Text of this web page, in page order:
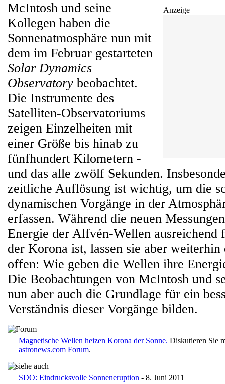
Anzeige
McIntosh und seine
Kollegen haben die
Sonnenatmosphäre nun mit
dem im Februar gestarteten
Solar Dynamics
Observatory beobachtet.
Die Instrumente des
Satelliten-Observatoriums
zeigen Einzelheiten mit
einer Größe bis hinab zu
fünfhundert Kilometern -
und das alle zwölf Sekunden.
zeitliche Auflösung ist wichtig, um die
dynamischen Vorgänge in der
erfassen. Während die neuen
Energie der Alfvén-Wellen ausreichend
der Korona ist, lassen sie aber
offen: Wie geben die Wellen ihre
Die Beobachtungen von McIntosh und
nun aber auch die Grundlage für ein
Verständnis dieser Vorgänge bilden.
Magnetische Wellen heizen Korona der Sonne. Diskutieren Sie
astronews.com Forum.
SDO: Eindrucksvolle Sonneneruption - 8. Juni 2011